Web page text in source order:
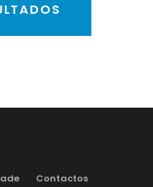
Contactos